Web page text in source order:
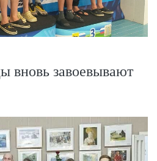
вновь завоевывают